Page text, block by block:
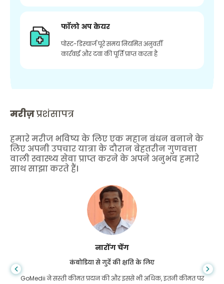
फॉलो अप केयर
पोस्ट-डिस्चार्ज पूरे समय नियमित अनुवर्ती
कार्रवाई और दवा की पूर्ति प्राप्त करता है
मरीज़प्रशंसापत्र
हमारे मरीज भविष्य के लिए एक महान बंधन बनाने के
लिए अपनी उपचार यात्रा के दौरान बेहतरीन गुणवत्ता
वाली स्वास्थ्य सेवा प्राप्त करने के अपने अनुभव हमारे
साथ साझा करते हैं।
पर
शांधा दास
गैस्ट्रोएंटरोलॉजी के लिए बांग्लादेश से
मैंने अपने बेटे और गोमेडी की शानदार टीम को धन्यवाद दिया है जिन्होंने